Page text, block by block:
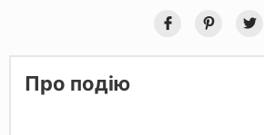
Про подію